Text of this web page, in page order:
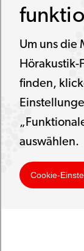
Um uns die
Hörakustik-
finden,
auswählen.
Cookie-